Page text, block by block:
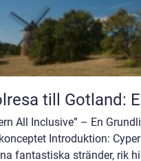
till Gotland:
All Inclusive” – En
Introduktion:
fantastiska stränder, rik